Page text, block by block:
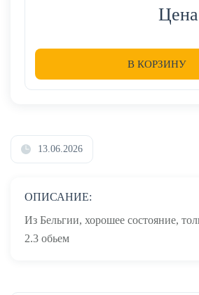
В КОРЗИНУ
13.06.2026
ОПИСАНИЕ:
Из Бельгии, хорошее состояние,
2.3 обьем